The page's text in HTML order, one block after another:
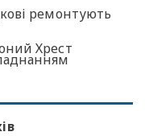
ремонтують
Хрест